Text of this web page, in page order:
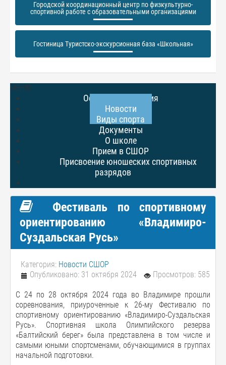
Городской координационный центр по физкультурно-
спортивной работе с образовательными организациями
Гостиница Туристско-экскурсионная база «Школьная»
МЕНЮ
Основные сведения
Новости
Виды спорта
Документы
О школе
Прием в СШОР
Присвоение юношеских спортивных
разрядов
Фестиваль по спортивному
ориентированию «Владимиро-
Суздальская Русь»
Категория: Новости СШОР
Опубликовано: 31 октября 2024
Просмотров: 585
С 24 по 28 октября 2024 года во Владимире прошли
соревнования, приуроченные к 26-му Фестивалю по
спортивному ориентированию «Владимиро-Суздальская
Русь». Спортивная школа Олимпийского резерва
«Балтийский берег» была представлена в том числе и
самыми юными спортсменами, обучающимися в группах
начальной подготовки.